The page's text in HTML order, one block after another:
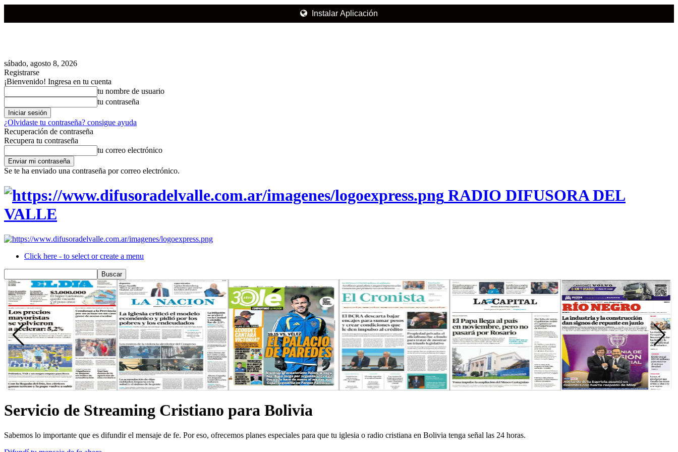
Instalar Aplicación
sábado, agosto 8, 2026
Registrarse
¡Bienvenido! Ingresa en tu cuenta
tu nombre de usuario
tu contraseña
¿Olvidaste tu contraseña? consigue ayuda
Recuperación de contraseña
Recupera tu contraseña
tu correo electrónico
Se te ha enviado una contraseña por correo electrónico.
RADIO DIFUSORA DEL
VALLE
Click here - to select or create a menu
Servicio de Streaming Cristiano para Bolivia
Sabemos lo importante que es difundir el mensaje de fe. Por eso, ofrecemos planes especiales para que tu iglesia o radio cristiana en Bolivia tenga señal las 24 horas.